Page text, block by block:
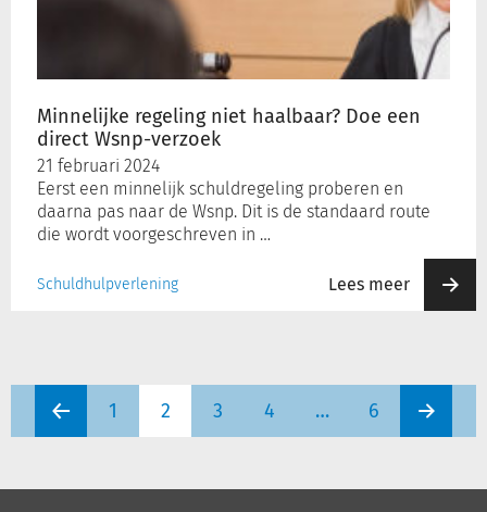
Minnelijke regeling niet haalbaar? Doe een
direct Wsnp-verzoek
21 februari 2024
Eerst een minnelijk schuldregeling proberen en
daarna pas naar de Wsnp. Dit is de standaard route
die wordt voorgeschreven in …
Schuldhulpverlening Lees meer
Wsnp-
verzoek
1 2 3 4 … 6